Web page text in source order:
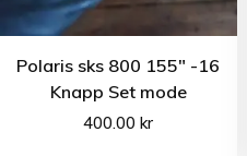
Polaris sks 800 155″ -16
Knapp Set mode
400.00kr